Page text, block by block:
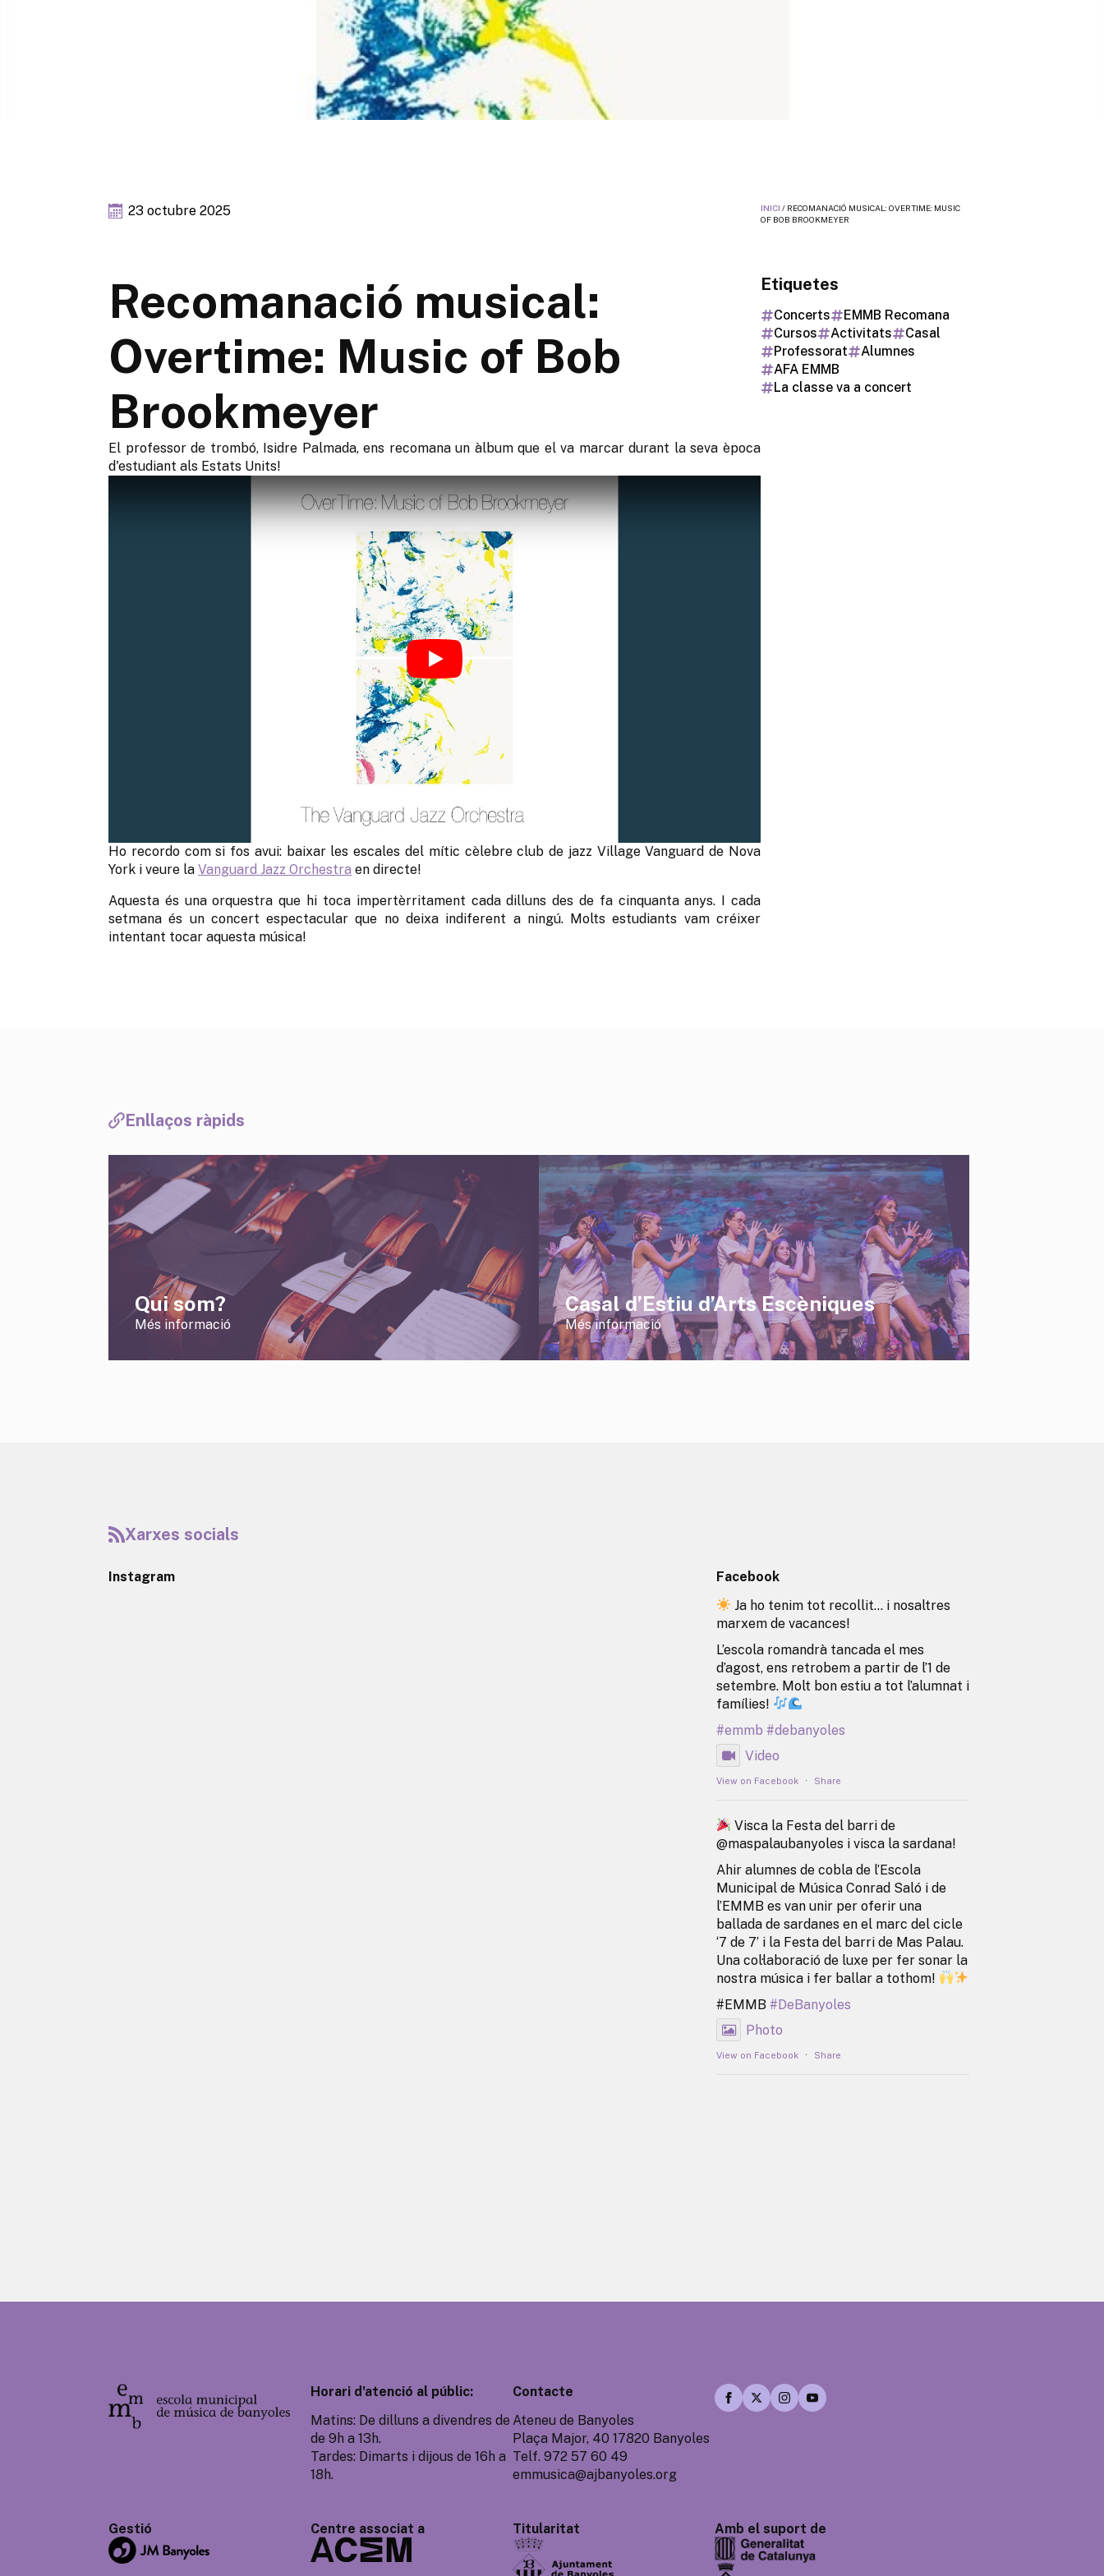
23 octubre 2025 INICI / RECOMANACIÓ MUSICAL: OVERTIME: MUSIC
OF BOB BROOKMEYER
Recomanació musical:
Overtime: Music of Bob
Brookmeyer
El professor de trombó, Isidre Palmada, ens recomana un àlbum que el va marcar durant la seva època
d'estudiant als Estats Units!
Play
Ho recordo com si fos avui: baixar les escales del mític cèlebre club de jazz Village Vanguard de Nova
York i veure la Vanguard Jazz Orchestra en directe!
Aquesta és una orquestra que hi toca impertèrritament cada dilluns des de fa cinquanta anys. I cada
setmana és un concert espectacular que no deixa indiferent a ningú. Molts estudiants vam créixer
intentant tocar aquesta música!
Etiquetes
Concerts
EMMB Recomana
Cursos
Activitats
Casal
Professorat
Alumnes
AFA EMMB
La classe va a concert
Enllaços ràpids
Qui som?
Més informació
Casal d’Estiu d’Arts Escèniques
Més informació
Xarxes socials
Instagram
Facebook
Ja ho tenim tot recollit… i nosaltres
marxem de vacances!
L’escola romandrà tancada el mes
d’agost, ens retrobem a partir de l’1 de
setembre. Molt bon estiu a tot l’alumnat i
famílies!
#emmb #debanyoles
Video
View on Facebook · Share
Visca la Festa del barri de
@maspalaubanyoles i visca la sardana!
Ahir alumnes de cobla de l’Escola
Municipal de Música Conrad Saló i de
l’EMMB es van unir per oferir una
ballada de sardanes en el marc del cicle
‘7 de 7’ i la Festa del barri de Mas Palau.
Una col·laboració de luxe per fer sonar la
nostra música i fer ballar a tothom!
#EMMB #DeBanyoles
Photo
View on Facebook · Share
Horari d'atenció al públic:
Matins: De dilluns a divendres de
de 9h a 13h.
Tardes: Dimarts i dijous de 16h a
18h.
Contacte
Ateneu de Banyoles
Plaça Major, 40 17820 Banyoles
Telf. 972 57 60 49
emmusica@ajbanyoles.org
Gestió Centre associat a Titularitat Amb el suport de